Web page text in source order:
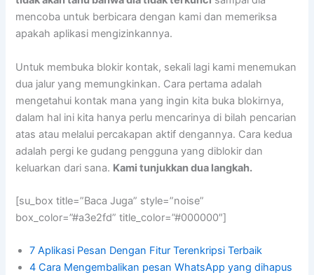
mencoba untuk berbicara dengan kami dan memeriksa
apakah aplikasi mengizinkannya.
Untuk membuka blokir kontak, sekali lagi kami menemukan
dua jalur yang memungkinkan. Cara pertama adalah
mengetahui kontak mana yang ingin kita buka blokirnya,
dalam hal ini kita hanya perlu mencarinya di bilah pencarian
atas atau melalui percakapan aktif dengannya. Cara kedua
adalah pergi ke gudang pengguna yang diblokir dan
keluarkan dari sana. Kami tunjukkan dua langkah.
[su_box title=”Baca Juga” style=”noise”
box_color=”#a3e2fd” title_color=”#000000″]
7 Aplikasi Pesan Dengan Fitur Terenkripsi Terbaik
4 Cara Mengembalikan pesan WhatsApp yang dihapus